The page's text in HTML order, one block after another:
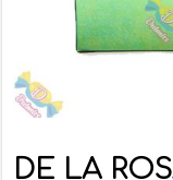
DE LA